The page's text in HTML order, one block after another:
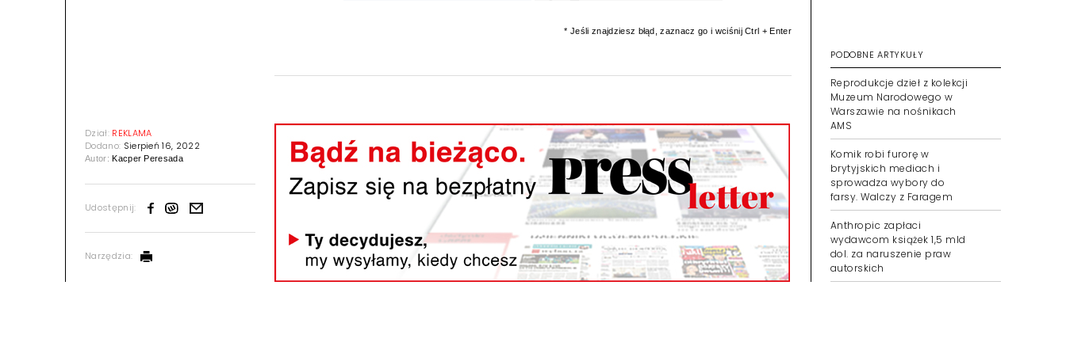
Dział: REKLAMA
Dodano: Sierpień 16, 2022
Autor:Kacper Peresada
Udostępnij:
Narzędzia:
* Jeśli znajdziesz błąd, zaznacz go i wciśnij Ctrl + Enter
PODOBNE ARTYKUŁY
Reprodukcje dzieł z kolekcji
Muzeum Narodowego w
Warszawie na nośnikach
AMS
Komik robi furorę w
brytyjskich mediach i
sprowadza wybory do
farsy. Walczy z Faragem
Anthropic zapłaci
wydawcom książek 1,5 mld
dol. za naruszenie praw
autorskich